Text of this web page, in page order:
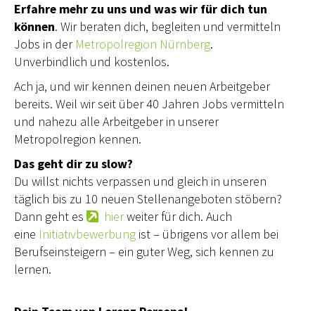
Erfahre mehr zu uns und was wir für dich tun
können. Wir beraten dich, begleiten und vermitteln
Jobs in der Metropolregion Nürnberg.
Unverbindlich und kostenlos.
Ach ja, und wir kennen deinen neuen Arbeitgeber
bereits. Weil wir seit über 40 Jahren Jobs vermitteln
und nahezu alle Arbeitgeber in unserer
Metropolregion kennen.
Das geht dir zu slow?
Du willst nichts verpassen und gleich in unseren
täglich bis zu 10 neuen Stellenangeboten stöbern?
Dann geht es
hierweiter für dich. Auch
eine Initiativbewerbung ist – übrigens vor allem bei
Berufseinsteigern – ein guter Weg, sich kennen zu
lernen.